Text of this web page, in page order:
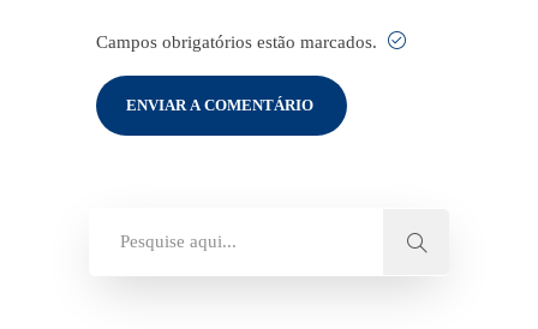
Campos obrigatórios estão marcados.